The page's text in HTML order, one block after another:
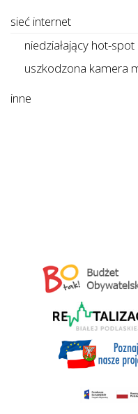
sieć internet
niedziałający hot-spot
uszkodzona kamera
inne